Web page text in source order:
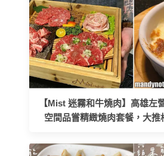
【Mist 迷霧和牛燒肉】高雄左
空間品嘗精緻燒肉套餐，大推